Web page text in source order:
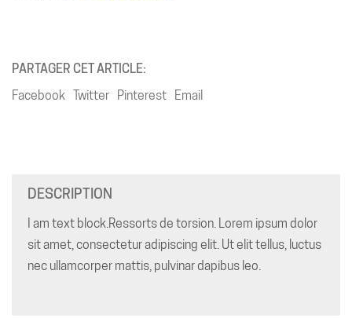
PARTAGER CET ARTICLE:
Facebook
Twitter Pinterest Email
DESCRIPTION
I am text block.Ressorts de torsion. Lorem ipsum dolor
sit amet, consectetur adipiscing elit. Ut elit tellus, luctus
nec ullamcorper mattis, pulvinar dapibus leo.